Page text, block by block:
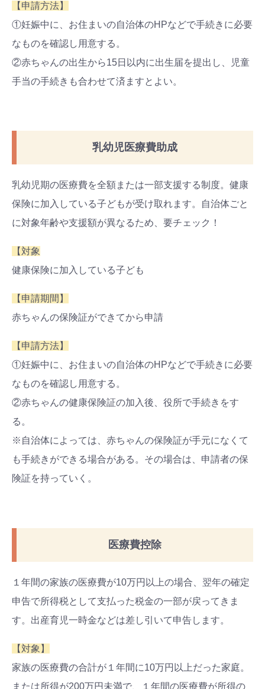
【申請方法】
①妊娠中に、お住まいの自治体のHPなどで手続きに必要
なものを確認し用意する。
②赤ちゃんの出生から15日以内に出生届を提出し、児童
手当の手続きも合わせて済ますとよい。
乳幼児医療費助成
乳幼児期の医療費を全額または一部支援する制度。健康
保険に加入している子どもが受け取れます。自治体ごと
に対象年齢や支援額が異なるため、要チェック！
【対象
健康保険に加入している子ども
【申請期間】
赤ちゃんの保険証ができてから申請
【申請方法】
①妊娠中に、お住まいの自治体のHPなどで手続きに必要
なものを確認し用意する。
②赤ちゃんの健康保険証の加入後、役所で手続きをす
る。
※自治体によっては、赤ちゃんの保険証が手元になくて
も手続きができる場合がある。その場合は、申請者の保
険証を持っていく。
医療費控除
１年間の家族の医療費が10万円以上の場合、翌年の確定
申告で所得税として支払った税金の一部が戻ってきま
す。出産育児一時金などは差し引いて申告します。
【対象】
家族の医療費の合計が１年間に10万円以上だった家庭。
または所得が200万円未満で、１年間の医療費が所得の